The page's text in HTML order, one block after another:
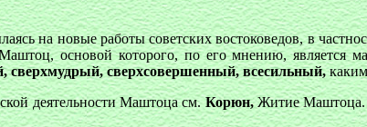
на новые работы советских востоковедов, в
основой которого, по его мнению, является
сверхмудрый, сверхсовершенный, всесильный,
деятельности Маштоца см.Корюн,Житие Маштоца.